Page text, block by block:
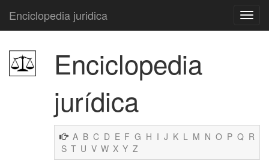
Enciclopedia juridica
Enciclopedia
jurídica
A B C D E F G H I J K L M N O P Q R
S T U V W X Y Z